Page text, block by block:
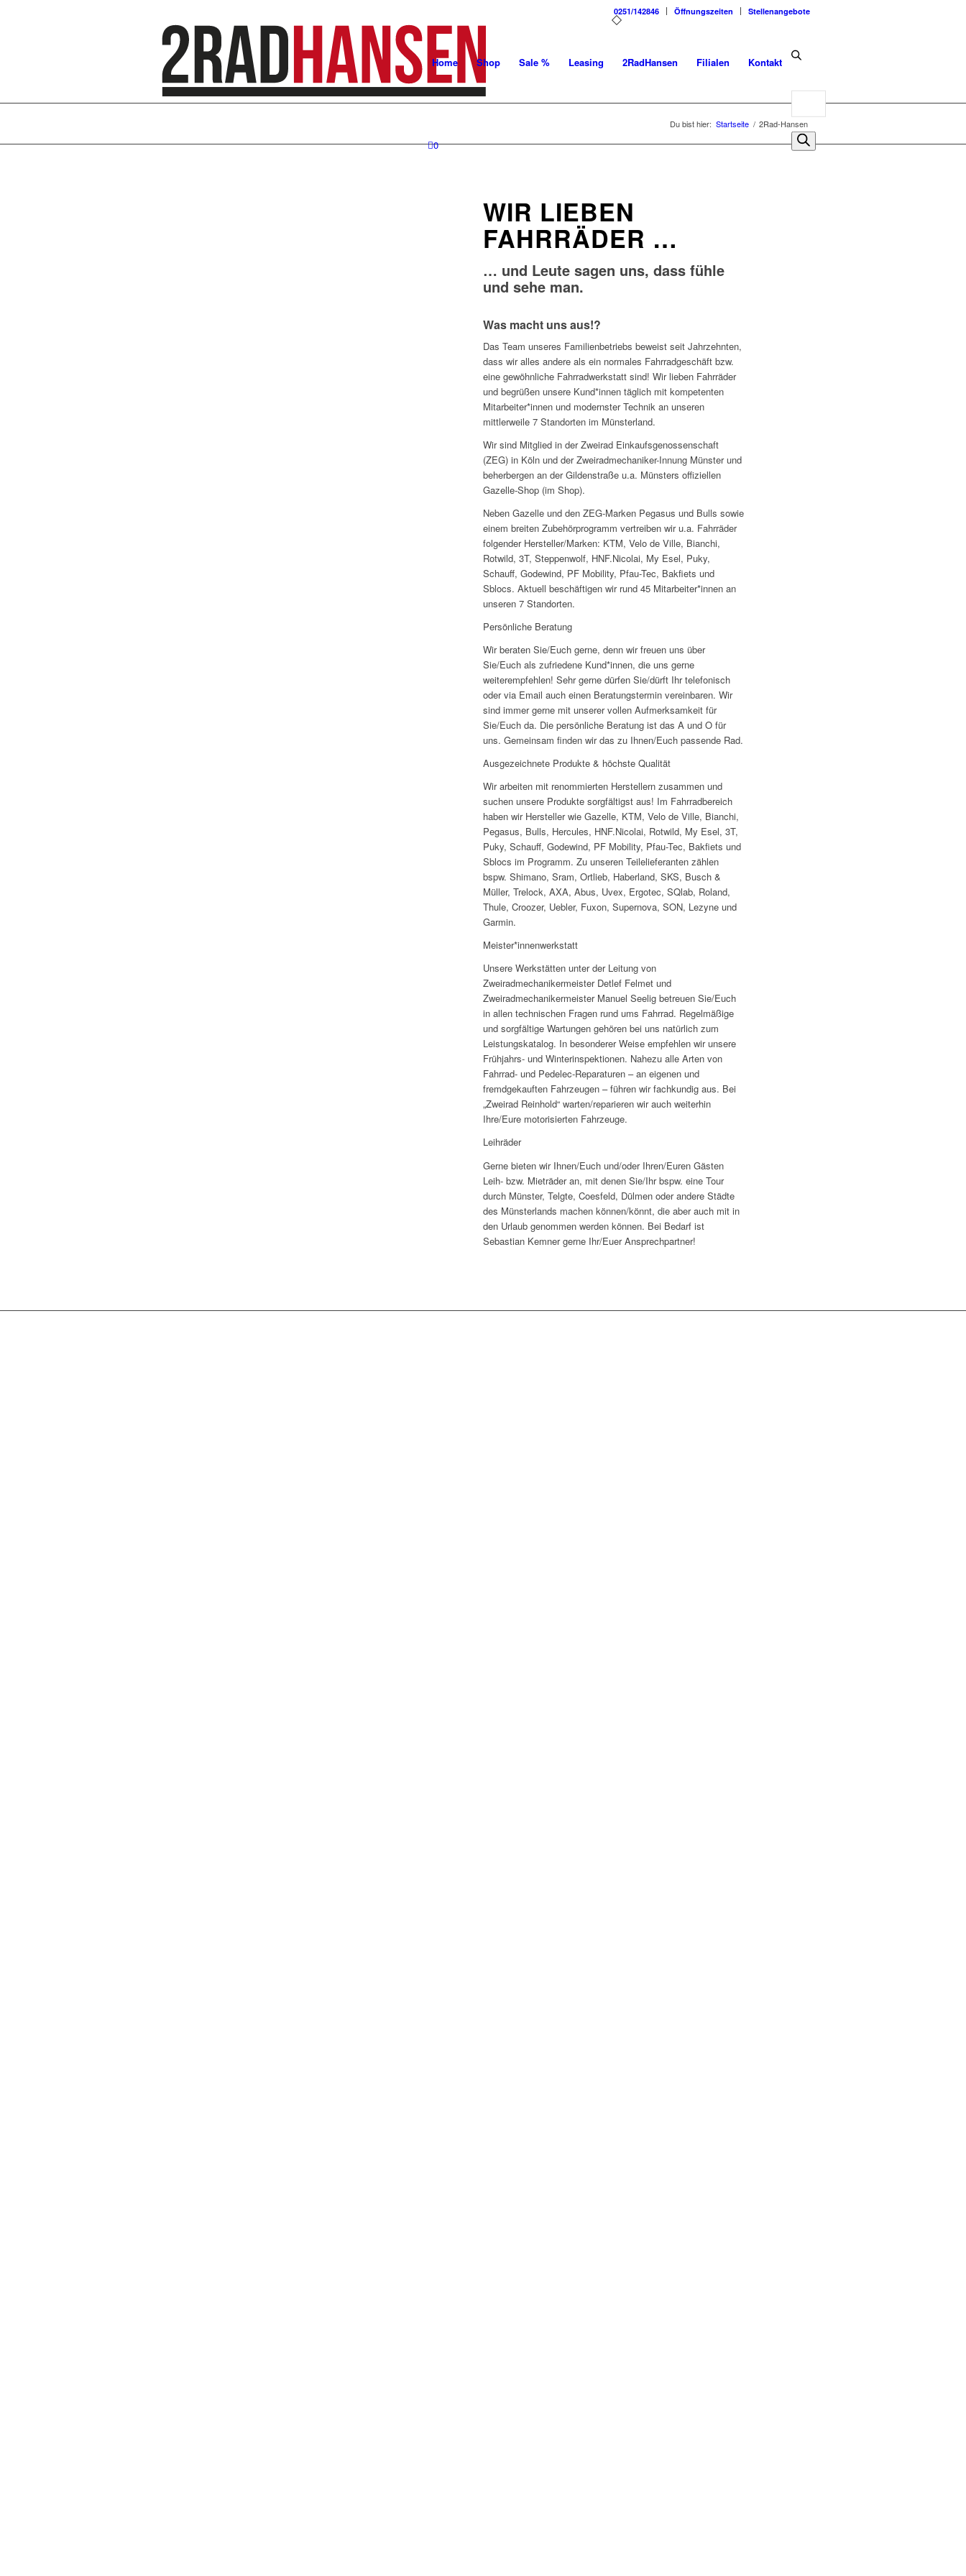
0251/142846 Öffnungszeiten Stellenangebote
Home Shop Sale % Leasing 2RadHansen Filialen Kontakt
Products
search
0
Du bist hier: Startseite / 2Rad-Hansen
WIR LIEBEN
FAHRRÄDER …
… und Leute sagen uns, dass fühle
und sehe man.
Was macht uns aus!?
Das Team unseres Familienbetriebs beweist seit Jahrzehnten,
dass wir alles andere als ein normales Fahrradgeschäft bzw.
eine gewöhnliche Fahrradwerkstatt sind! Wir lieben Fahrräder
und begrüßen unsere Kund*innen täglich mit kompetenten
Mitarbeiter*innen und modernster Technik an unseren
mittlerweile 7 Standorten im Münsterland.
Wir sind Mitglied in der Zweirad Einkaufsgenossenschaft
(ZEG) in Köln und der Zweiradmechaniker-Innung Münster und
beherbergen an der Gildenstraße u.a. Münsters offiziellen
Gazelle-Shop (im Shop).
Neben Gazelle und den ZEG-Marken Pegasus und Bulls sowie
einem breiten Zubehörprogramm vertreiben wir u.a. Fahrräder
folgender Hersteller/Marken: KTM, Velo de Ville, Bianchi,
Rotwild, 3T, Steppenwolf, HNF.Nicolai, My Esel, Puky,
Schauff, Godewind, PF Mobility, Pfau-Tec, Bakfiets und
Sblocs. Aktuell beschäftigen wir rund 45 Mitarbeiter*innen an
unseren 7 Standorten.
Persönliche Beratung
Wir beraten Sie/Euch gerne, denn wir freuen uns über
Sie/Euch als zufriedene Kund*innen, die uns gerne
weiterempfehlen! Sehr gerne dürfen Sie/dürft Ihr telefonisch
oder via Email auch einen Beratungstermin vereinbaren. Wir
sind immer gerne mit unserer vollen Aufmerksamkeit für
Sie/Euch da. Die persönliche Beratung ist das A und O für
uns. Gemeinsam finden wir das zu Ihnen/Euch passende Rad.
Ausgezeichnete Produkte & höchste Qualität
Wir arbeiten mit renommierten Herstellern zusammen und
suchen unsere Produkte sorgfältigst aus! Im Fahrradbereich
haben wir Hersteller wie Gazelle, KTM, Velo de Ville, Bianchi,
Pegasus, Bulls, Hercules, HNF.Nicolai, Rotwild, My Esel, 3T,
Puky, Schauff, Godewind, PF Mobility, Pfau-Tec, Bakfiets und
Sblocs im Programm. Zu unseren Teilelieferanten zählen
bspw. Shimano, Sram, Ortlieb, Haberland, SKS, Busch &
Müller, Trelock, AXA, Abus, Uvex, Ergotec, SQlab, Roland,
Thule, Croozer, Uebler, Fuxon, Supernova, SON, Lezyne und
Garmin.
Meister*innenwerkstatt
Unsere Werkstätten unter der Leitung von
Zweiradmechanikermeister Detlef Felmet und
Zweiradmechanikermeister Manuel Seelig betreuen Sie/Euch
in allen technischen Fragen rund ums Fahrrad. Regelmäßige
und sorgfältige Wartungen gehören bei uns natürlich zum
Leistungskatalog. In besonderer Weise empfehlen wir unsere
Frühjahrs- und Winterinspektionen. Nahezu alle Arten von
Fahrrad- und Pedelec-Reparaturen – an eigenen und
fremdgekauften Fahrzeugen – führen wir fachkundig aus. Bei
„Zweirad Reinhold“ warten/reparieren wir auch weiterhin
Ihre/Eure motorisierten Fahrzeuge.
Leihräder
Gerne bieten wir Ihnen/Euch und/oder Ihren/Euren Gästen
Leih- bzw. Mieträder an, mit denen Sie/Ihr bspw. eine Tour
durch Münster, Telgte, Coesfeld, Dülmen oder andere Städte
des Münsterlands machen können/könnt, die aber auch mit in
den Urlaub genommen werden können. Bei Bedarf ist
Sebastian Kemner gerne Ihr/Euer Ansprechpartner!